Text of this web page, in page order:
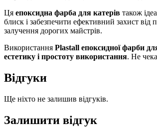
Ця епоксидна фарба для катерів також
блиск і забезпечити ефективний захист від
залучення дорогих майстрів.
Використання Plastall епоксидної фарби
естетику і простоту використання. Не
Відгуки
Ще ніхто не залишив відгуків.
Залишити відгук